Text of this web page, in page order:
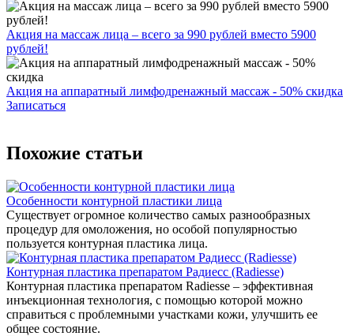
Акция на массаж лица – всего за 990 рублей вместо 5900
рублей!
Акция на аппаратный лимфодренажный массаж - 50% скидка
Записаться
Похожие статьи
Особенности контурной пластики лица
Существует огромное количество самых разнообразных
процедур для омоложения, но особой популярностью
пользуется контурная пластика лица.
Контурная пластика препаратом Радиесс (Radiesse)
Контурная пластика препаратом Radiesse – эффективная
инъекционная технология, с помощью которой можно
справиться с проблемными участками кожи, улучшить ее
общее состояние.